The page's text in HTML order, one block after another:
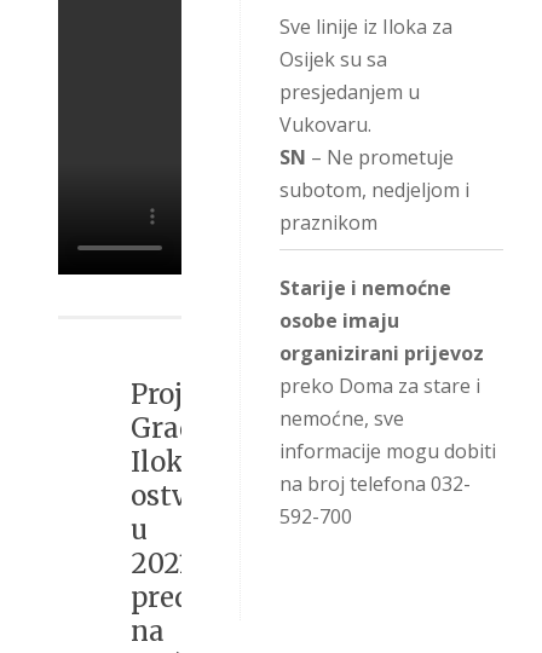
Projekti
Grada
Iloka
ostvareni
u
2021.
predstavljeni
na
Sve linije iz Iloka za
Osijek su sa
presjedanjem u
Vukovaru.
SN – Ne prometuje
subotom, nedjeljom i
praznikom
Starije i nemoćne
osobe imaju
organizirani prijevoz
preko Doma za stare i
nemoćne, sve
informacije mogu dobiti
na broj telefona 032-
592-700